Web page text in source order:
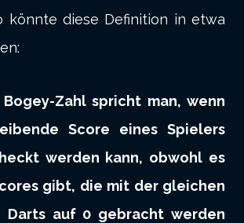
könnte diese Definition in etwa
Zahl spricht man, wenn
Score eines Spielers
werden kann, obwohl es
gibt, die mit der gleichen
Darts auf 0 gebracht werden